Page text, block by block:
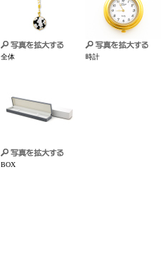
全体 時計
BOX